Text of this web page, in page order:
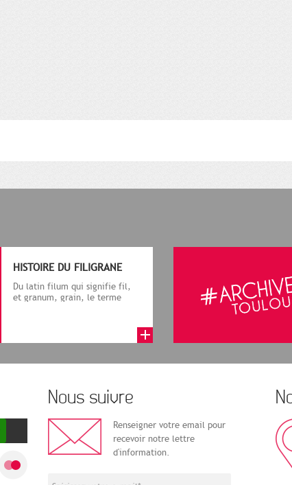
HISTOIRE DU FILIGRANE
Du latin filum qui signifie fil,
et granum, grain, le terme
Nous suivre
Renseigner votre email pour
recevoir notre lettre
d'information.